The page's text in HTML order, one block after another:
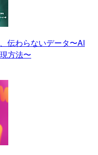
伝わらないデータ〜AI
方法〜